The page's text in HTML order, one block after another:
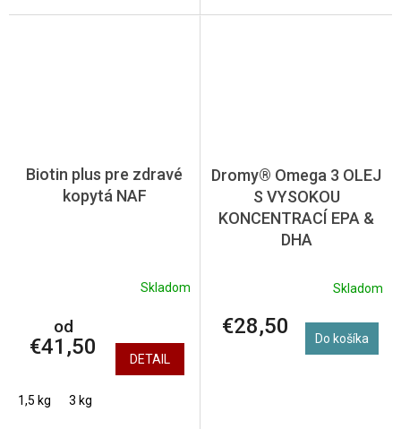
Biotin plus pre zdravé
kopytá NAF
Skladom
od
€41,50 DETAIL
1,5 kg 3 kg
Dromy® Omega 3 OLEJ
S VYSOKOU
KONCENTRACÍ EPA &
DHA
Skladom
€28,50 Do košíka